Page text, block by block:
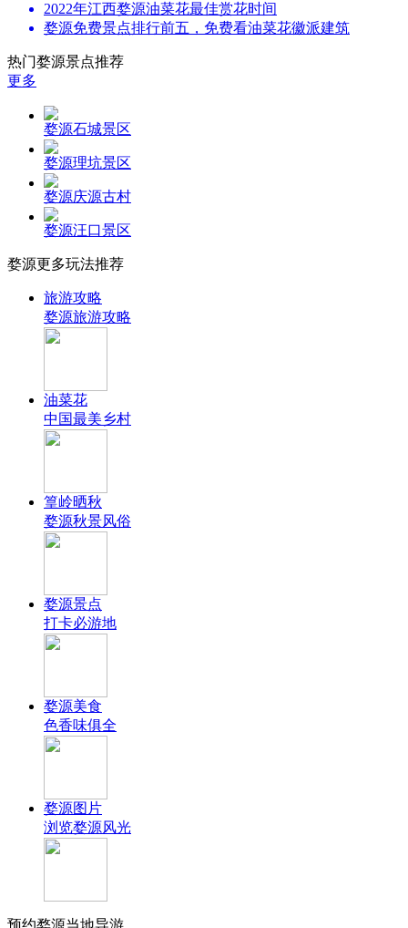
2022年江西婺源油菜花最佳赏花时间
婺源免费景点排行前五，免费看油菜花徽派建筑
热门婺源景点推荐
更多
婺源石城景区
婺源理坑景区
婺源庆源古村
婺源汪口景区
婺源更多玩法推荐
旅游攻略
婺源旅游攻略
油菜花
中国最美乡村
篁岭晒秋
婺源秋景风俗
婺源景点
打卡必游地
婺源美食
色香味俱全
婺源图片
浏览婺源风光
预约婺源当地导游